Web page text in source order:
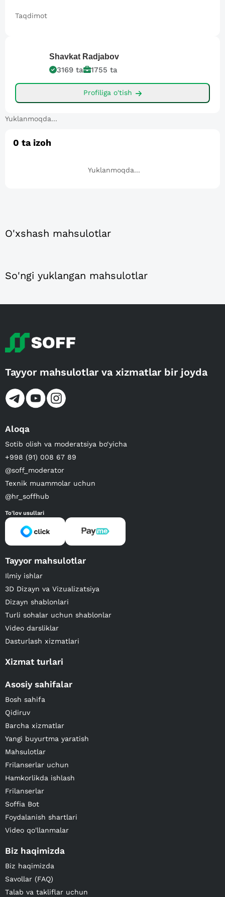
Taqdimot
Shavkat Radjabov
3169 ta 1755 ta
Profiliga o'tish
Yuklanmoqda...
0 ta izoh
Yuklanmoqda...
O'xshash mahsulotlar
So'ngi yuklangan mahsulotlar
Tayyor mahsulotlar va xizmatlar bir joyda
Aloqa
Sotib olish va moderatsiya bo‘yicha
+998 (91) 008 67 89
@soff_moderator
Texnik muammolar uchun
@hr_soffhub
To'lov usullari
Tayyor mahsulotlar
Ilmiy ishlar
3D Dizayn va Vizualizatsiya
Dizayn shablonlari
Turli sohalar uchun shablonlar
Video darsliklar
Dasturlash xizmatlari
Xizmat turlari
Asosiy sahifalar
Bosh sahifa
Qidiruv
Barcha xizmatlar
Yangi buyurtma yaratish
Mahsulotlar
Frilanserlar uchun
Hamkorlikda ishlash
Frilanserlar
Soffia Bot
Foydalanish shartlari
Video qo'llanmalar
Biz haqimizda
Biz haqimizda
Savollar (FAQ)
Talab va takliflar uchun